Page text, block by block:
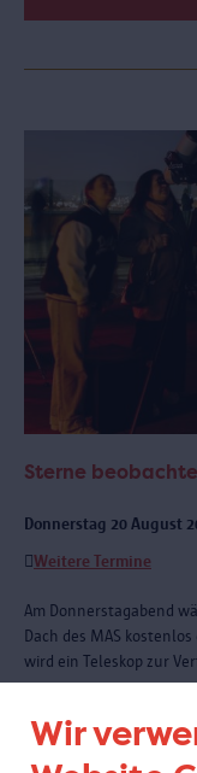
Wir
Sterne
Donnerstag 20 August
Weitere Termine
Am Donnerstagabend
Dach des MAS
wird ein Teleskop zur